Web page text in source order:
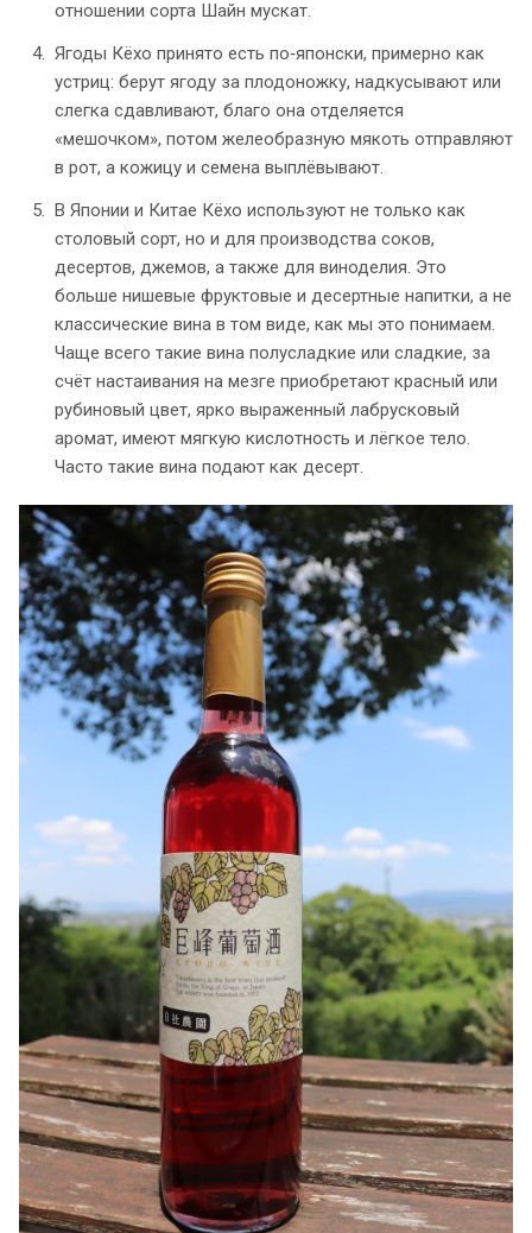
отношении сорта Шайн мускат.
Ягоды Кёхо принято есть по‑японски, примерно как
устриц: берут ягоду за плодоножку, надкусывают или
слегка сдавливают, благо она отделяется
«мешочком», потом желеобразную мякоть отправляют
в рот, а кожицу и семена выплёвывают.
В Японии и Китае Кёхо используют не только как
столовый сорт, но и для производства соков,
десертов, джемов, а также для виноделия. Это
больше нишевые фруктовые и десертные напитки, а не
классические вина в том виде, как мы это понимаем.
Чаще всего такие вина полусладкие или сладкие, за
счёт настаивания на мезге приобретают красный или
рубиновый цвет, ярко выраженный лабрусковый
аромат, имеют мягкую кислотность и лёгкое тело.
Часто такие вина подают как десерт.